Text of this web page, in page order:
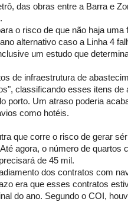
das obras entre a Barra e
o risco de que não haja
alternativo caso a Linha 4
um estudo que
de infraestrutura de
classificando esses itens de
porto. Um atraso poderia
como hotéis.
que corre o risco de gerar
agora, o número de quartos
de 45 mil.
dos contratos com
era que esses contratos
do ano. Segundo o COI,